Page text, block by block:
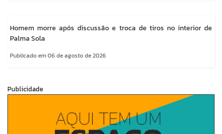
Homem morre após discussão e troca de tiros no interior de
Palma Sola
Publicado em 06 de agosto de 2026
Publicidade